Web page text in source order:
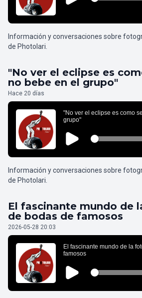
Información y conversaciones sobre
de Photolari.
"No ver el eclipse es
no bebe en el grupo"
Hace 20 días
Información y conversaciones sobre
de Photolari.
El fascinante mundo de
de bodas de famosos
2026-05-28 20:03